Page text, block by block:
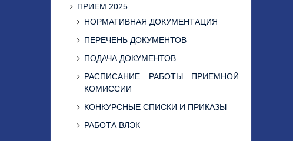
ПРИЕМ 2025
НОРМАТИВНАЯ ДОКУМЕНТАЦИЯ
ПЕРЕЧЕНЬ ДОКУМЕНТОВ
ПОДАЧА ДОКУМЕНТОВ
РАСПИСАНИЕ РАБОТЫ ПРИЕМНОЙ
КОМИССИИ
КОНКУРСНЫЕ СПИСКИ И ПРИКАЗЫ
РАБОТА ВЛЭК